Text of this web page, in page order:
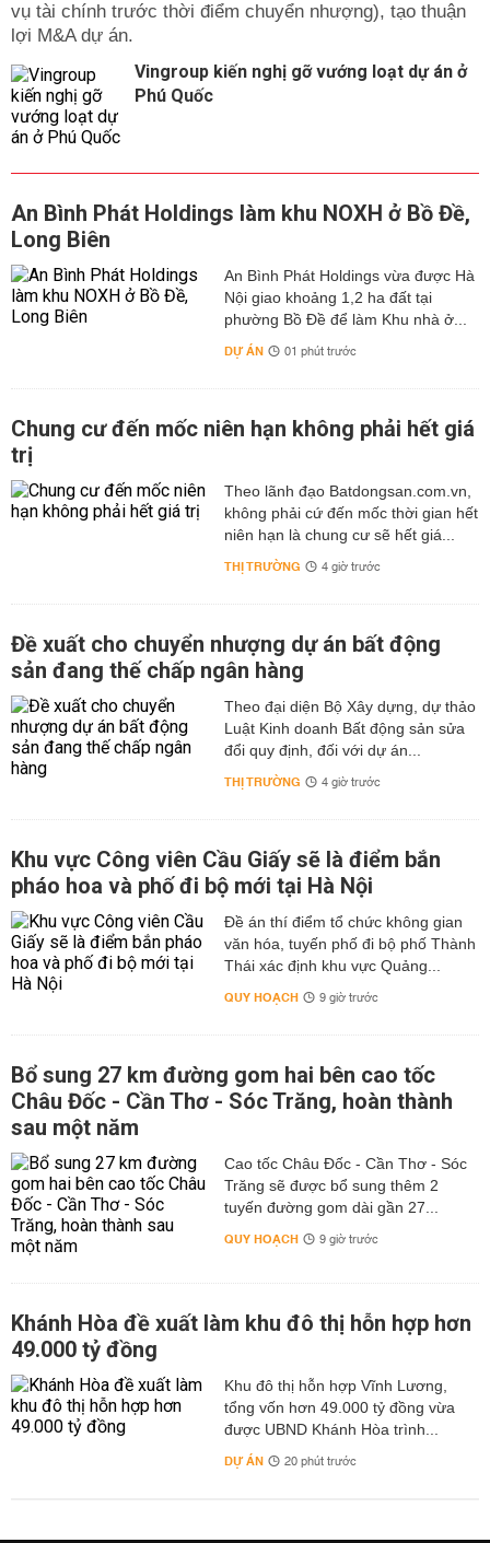
vụ tài chính trước thời điểm chuyển nhượng), tạo thuận
lợi M&A dự án.
Vingroup kiến nghị gỡ vướng loạt dự án ở
Phú Quốc
An Bình Phát Holdings làm khu NOXH ở Bồ Đề,
Long Biên
An Bình Phát Holdings vừa được Hà
Nội giao khoảng 1,2 ha đất tại
phường Bồ Đề để làm Khu nhà ở...
DỰ ÁN 01 phút trước
Chung cư đến mốc niên hạn không phải hết giá
trị
Theo lãnh đạo Batdongsan.com.vn,
không phải cứ đến mốc thời gian hết
niên hạn là chung cư sẽ hết giá...
THỊ TRƯỜNG 4 giờ trước
Đề xuất cho chuyển nhượng dự án bất động
sản đang thế chấp ngân hàng
Theo đại diện Bộ Xây dựng, dự thảo
Luật Kinh doanh Bất động sản sửa
đổi quy định, đối với dự án...
THỊ TRƯỜNG 4 giờ trước
Khu vực Công viên Cầu Giấy sẽ là điểm bắn
pháo hoa và phố đi bộ mới tại Hà Nội
Đề án thí điểm tổ chức không gian
văn hóa, tuyến phố đi bộ phố Thành
Thái xác định khu vực Quảng...
QUY HOẠCH 9 giờ trước
Bổ sung 27 km đường gom hai bên cao tốc
Châu Đốc - Cần Thơ - Sóc Trăng, hoàn thành
sau một năm
Cao tốc Châu Đốc - Cần Thơ - Sóc
Trăng sẽ được bổ sung thêm 2
tuyến đường gom dài gần 27...
QUY HOẠCH 9 giờ trước
Khánh Hòa đề xuất làm khu đô thị hỗn hợp hơn
49.000 tỷ đồng
Khu đô thị hỗn hợp Vĩnh Lương,
tổng vốn hơn 49.000 tỷ đồng vừa
được UBND Khánh Hòa trình...
DỰ ÁN 20 phút trước